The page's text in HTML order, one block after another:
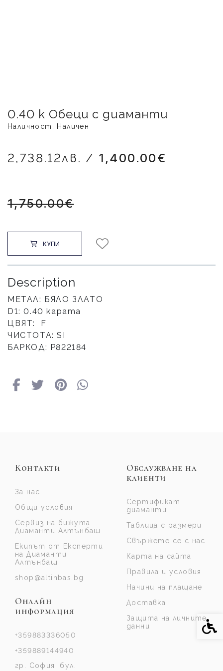
0.40 k Обеци с диаманти
Наличност: Наличен
2,738.12лв. / 1,400.00€
1,750.00€
КУПИ
Description
МЕТАЛ: БЯЛО ЗЛАТО
D1: 0.40 карата
ЦВЯТ: F
ЧИСТОТА: SI
БАРКОД: P822184
Контакти
За нас
Общи условия
Сервиз на бижута
Диаманти Алтънбаш
Екипът от Експерти
на Диаманти
Алтънбаш
shop@altinbas.bg
Онлайн
информация
+359883336050
+359889144940
гр. София, бул.
Обслужване на
клиенти
Сертификат
диаманти
Таблица с размери
Свържете се с нас
Карта на сайта
Правила и условия
Начини на плащане
Доставка
Защита на личните
данни